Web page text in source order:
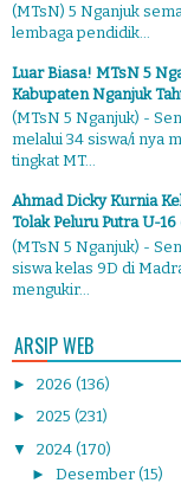
(MTsN) 5 Nganjuk
lembaga pendidik...
Luar Biasa! MTsN 5
Kabupaten Nganjuk
(MTsN 5 Nganjuk) -
melalui 34 siswa/i nya
tingkat MT...
Ahmad Dicky Kurnia
Tolak Peluru Putra U-
(MTsN 5 Nganjuk) -
siswa kelas 9D di
mengukir...
ARSIP WEB
► 2026 (136)
► 2025 (231)
▼ 2024 (170)
► Desember (15)